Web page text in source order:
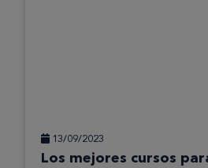
13/09/2023
Los mejores cursos